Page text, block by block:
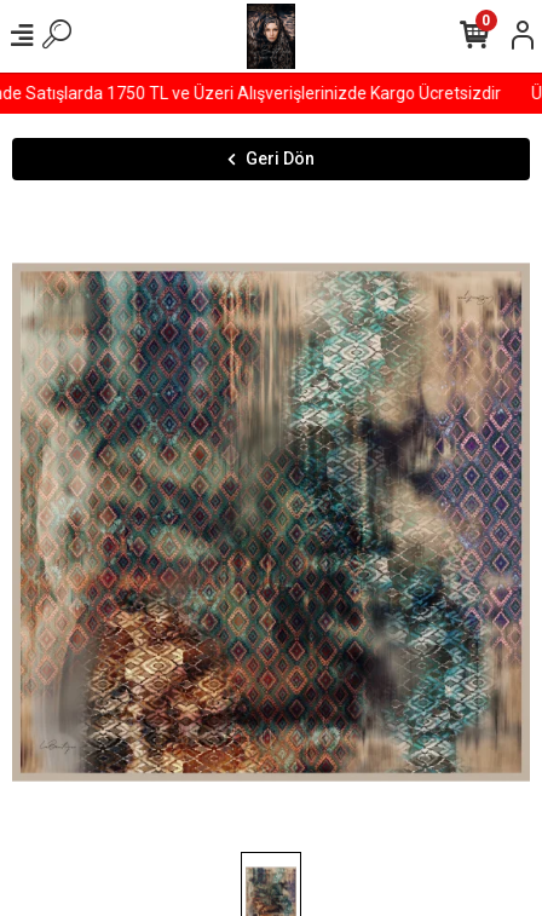
Satışlarda 1750 TL ve Üzeri Alışverişlerinizde Kargo Ücretsizdir
0
Geri Dön